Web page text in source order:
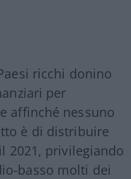
ricchi donino
per
affinché nessuno
è di distribuire
2021, privilegiando
basso molti dei